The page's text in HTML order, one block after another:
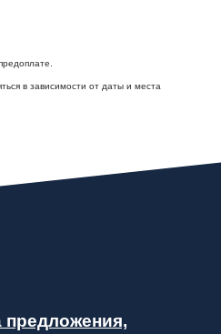
в зависимости от даты и места
предложения,